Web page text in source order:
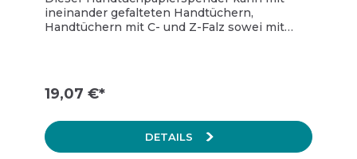
ineinander gefalteten Handtüchern,
Handtüchern mit C- und Z-Falz sowei mit
T145 mm.
19,07 €*
DETAILS